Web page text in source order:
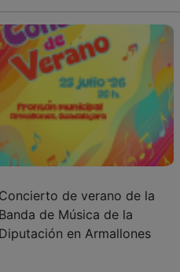
Concierto de verano de la
Banda de Música de la
Diputación en Armallones